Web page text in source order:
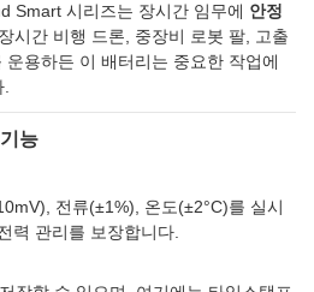
Smart 시리즈는 장시간 임무에 안정
시간 비행 드론, 중장비 로봇 팔, 고출
용하든 이 배터리는 중요한 작업에
.
능
전류(±1%), 온도(±2°C)를 실시
력 관리를 보장합니다.